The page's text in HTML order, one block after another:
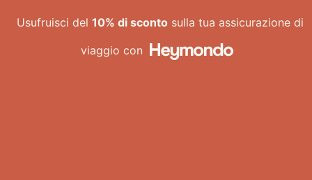
Usufruisci del 10% di sconto sulla tua assicurazione di
viaggio con